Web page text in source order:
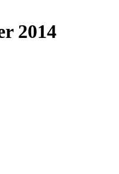
2014